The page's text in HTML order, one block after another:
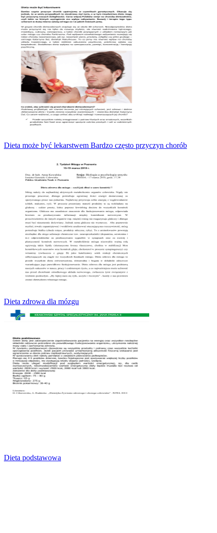
Dieta może być lekarstwem Bardzo często przyczyn chorób
Dieta zdrowa dla mózgu
Dieta podstawowa